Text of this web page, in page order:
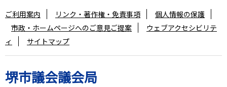
堺市議会議会局
ご利用案内 リンク・著作権・免責事項
個人情報の保護
市政・ホームページへのご意見ご提案
ウェブアクセシビリテ
ィ
サイトマップ